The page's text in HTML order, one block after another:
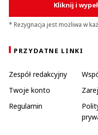
Kliknij i
* Rezygnacja jest możliwa w
PRZYDATNE LINKI
Zespół redakcyjny
Twoje konto
Regulamin